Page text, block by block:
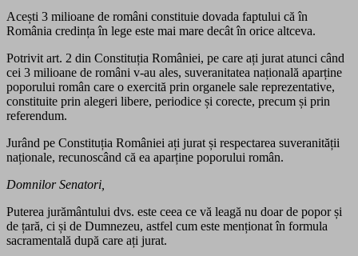
Acești 3 milioane de români constituie dovada faptului că în
România credința în lege este mai mare decât în orice altceva.
Potrivit art. 2 din Constituția României, pe care ați jurat atunci când
cei 3 milioane de români v-au ales, suveranitatea națională aparține
poporului român care o exercită prin organele sale reprezentative,
constituite prin alegeri libere, periodice și corecte, precum și prin
referendum.
Jurând pe Constituția României ați jurat și respectarea suveranității
naționale, recunoscând că ea aparține poporului român.
Domnilor Senatori,
Puterea jurământului dvs. este ceea ce vă leagă nu doar de popor și
de țară, ci și de Dumnezeu, astfel cum este menționat în formula
sacramentală după care ați jurat.